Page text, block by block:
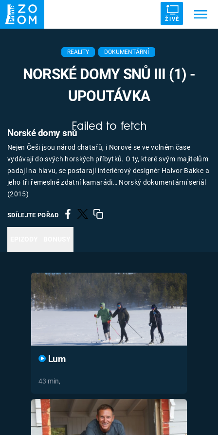
ŽIVĚ
ZRÁDCI UFO DRUHÁ SVĚTOVÁ VÁLKA
ZÁHADY VETŘELCI DÁVNOVĚKU
Témata
Témata
Pořady
Časopis
Sledujte prima+
Přihlášení
REALITY DOKUMENTÁRNÍ
NORSKÉ DOMY SNŮ III (1) -
UPOUTÁVKA
Failed to fetch
Nejen Češi jsou národ chatařů, i Norové se ve volném čase
vydávají do svých horských příbytků. O ty, které svým majitelům
padají na hlavu, se postarají interiérový designér Halvor Bakke a
jeho tři řemeslně zdatní kamarádi… Norský dokumentární seriál
(2015)
SDÍLEJTE POŘAD
Norské domy snů
Lum
43 min,